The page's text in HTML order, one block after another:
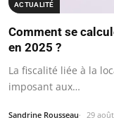
ACTUALITÉ
Comment se
en 2025 ?
La fiscalité liée à la
imposant aux…
Sandrine Rousseau 29